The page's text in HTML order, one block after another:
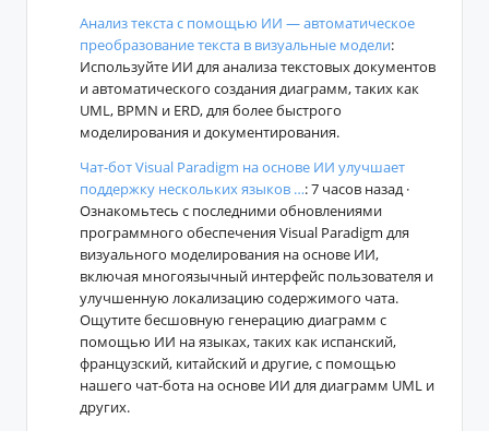
Анализ текста с помощью ИИ — автоматическое
преобразование текста в визуальные модели:
Используйте ИИ для анализа текстовых документов
и автоматического создания диаграмм, таких как
UML, BPMN и ERD, для более быстрого
моделирования и документирования.
Чат-бот Visual Paradigm на основе ИИ улучшает
поддержку нескольких языков …: 7 часов назад ·
Ознакомьтесь с последними обновлениями
программного обеспечения Visual Paradigm для
визуального моделирования на основе ИИ,
включая многоязычный интерфейс пользователя и
улучшенную локализацию содержимого чата.
Ощутите бесшовную генерацию диаграмм с
помощью ИИ на языках, таких как испанский,
французский, китайский и другие, с помощью
нашего чат-бота на основе ИИ для диаграмм UML и
других.